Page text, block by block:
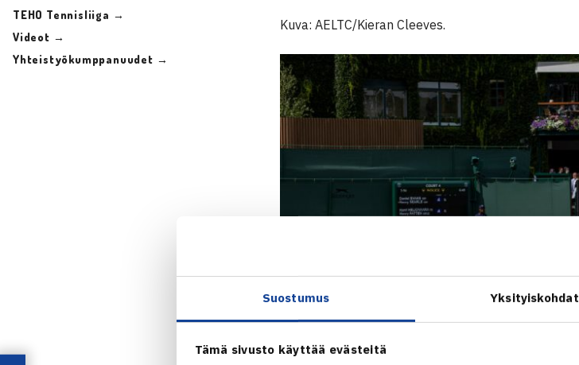
Suostumus Yksityiskohdat
Tämä sivusto käyttää evästeitä
TEHO Tennisliiga →
Videot →
Yhteistyökumppanuudet →
Kuva: AELTC/Kieran Cleeves.